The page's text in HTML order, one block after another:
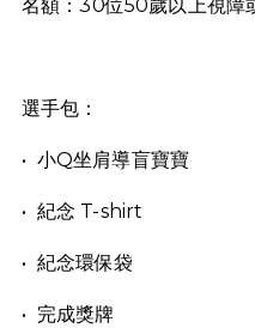
名額：30位50歲以上視障
選手包：
•⁠ ⁠小Q坐肩導盲寶寶
•⁠ ⁠紀念 T-shirt
•⁠ ⁠紀念環保袋
•⁠ ⁠完成獎牌